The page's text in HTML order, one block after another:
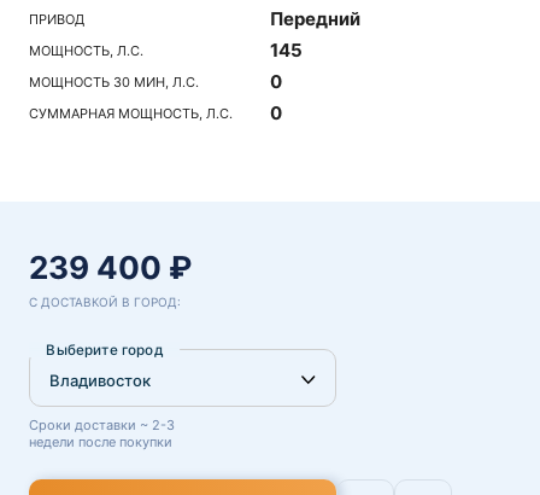
ПРИВОД Передний
МОЩНОСТЬ, Л.С. 145
МОЩНОСТЬ 30 МИН, Л.С. 0
СУММАРНАЯ МОЩНОСТЬ, Л.С. 0
239 400 ₽
С ДОСТАВКОЙ В ГОРОД:
Выберите город
Сроки доставки ~ 2-3
недели после покупки